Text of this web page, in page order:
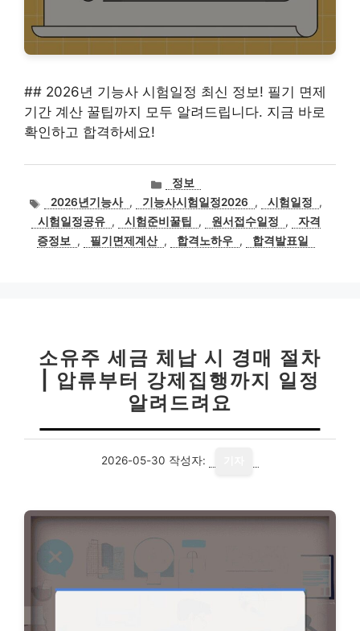
## 2026년 기능사 시험일정 최신 정보! 필기 면제
기간 계산 꿀팁까지 모두 알려드립니다. 지금 바로
확인하고 합격하세요!
카
테
고
리
정보
태
그
2026년기능사 , 기능사시험일정2026 , 시험일정
,
시험일정공유 , 시험준비꿀팁 , 원서접수일정 ,
자격
증정보
, 필기면제계산 , 합격노하우 , 합격발표일
소유주 세금 체납 시 경매 절차
| 압류부터 강제집행까지 일정
알려드려요
2026-05-30 작성자: